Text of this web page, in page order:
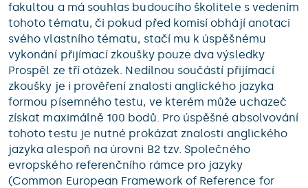
fakultou a má souhlas budoucího školitele s vedením
tohoto tématu, či pokud před komisí obhájí anotaci
svého vlastního tématu, stačí mu k úspěšnému
vykonání přijímací zkoušky pouze dva výsledky
Prospěl ze tří otázek. Nedílnou součástí přijímací
zkoušky je i prověření znalosti anglického jazyka
formou písemného testu, ve kterém může uchazeč
získat maximálně 100 bodů. Pro úspěšné absolvování
tohoto testu je nutné prokázat znalosti anglického
jazyka alespoň na úrovni B2 tzv. Společného
evropského referenčního rámce pro jazyky
(Common European Framework of Reference for